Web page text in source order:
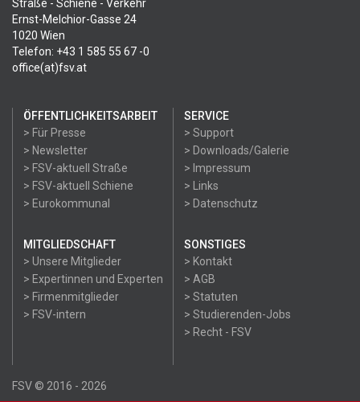
Straße - Schiene - Verkehr
Ernst-Melchior-Gasse 24
1020 Wien
Telefon: +43 1 585 55 67 -0
office(at)fsv.at
ÖFFENTLICHKEITSARBEIT
> Für Presse
> Newsletter
> FSV-aktuell Straße
> FSV-aktuell Schiene
> Eurokommunal
SERVICE
> Support
> Downloads/Galerie
> Impressum
> Links
> Datenschutz
MITGLIEDSCHAFT
> Unsere Mitglieder
> Expertinnen und Experten
> Firmenmitglieder
> FSV-intern
SONSTIGES
> Kontakt
> AGB
> Statuten
> Studierenden-Jobs
> Recht - FSV
FSV © 2016 - 2026